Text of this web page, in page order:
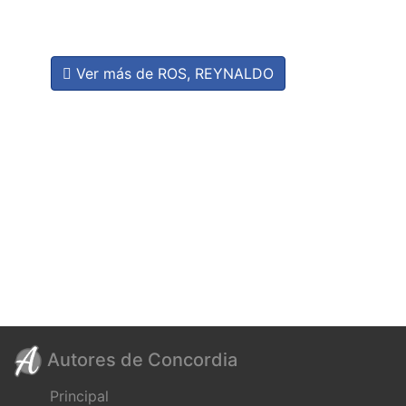
Ver más de ROS, REYNALDO
Autores de Concordia
Principal